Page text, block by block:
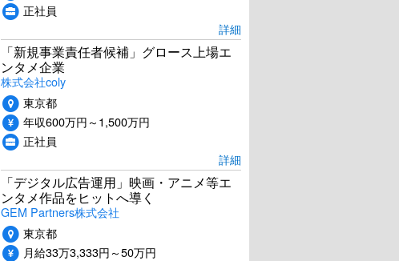
正社員
詳細
「新規事業責任者候補」グロース上場エ
ンタメ企業
株式会社coly
東京都
年収600万円～1,500万円
正社員
詳細
「デジタル広告運用」映画・アニメ等エ
ンタメ作品をヒットへ導く
GEM Partners株式会社
東京都
月給33万3,333円～50万円